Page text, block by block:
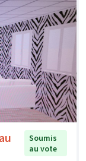
Soumis
au vote